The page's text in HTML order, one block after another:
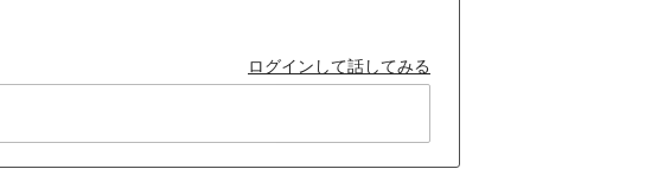
ログインして話してみる